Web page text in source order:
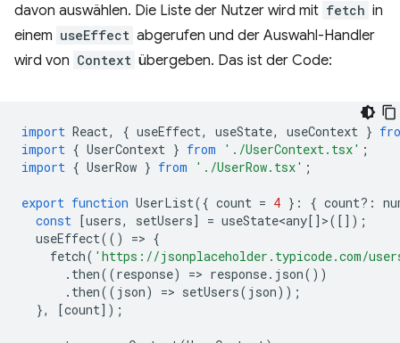
davon auswählen. Die Liste der Nutzer wird mit fetch in
einem useEffect abgerufen und der Auswahl-Handler
wird von Context übergeben. Das ist der Code:
import React, { useEffect, useState, useContext }
import { UserContext } from './UserContext.tsx' ;
import { UserRow } from './UserRow.tsx' ;
export function UserList({ count = 4 } : { count?:
const [users, setUsers] = useState<any[]>([]);
useEffect(() => {
fetch( 'https://jsonplaceholder.typicode.com/
. then((response) => response. json())
. then(( json) => setUsers( json));
},
[count]);